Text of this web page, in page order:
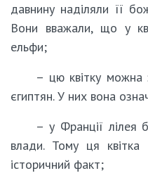
давнину наділяли її
Вони вважали, що у
ельфи;
– цю квітку можна
єгиптян. У них вона
– у Франції лілея
влади. Тому ця
історичний факт;